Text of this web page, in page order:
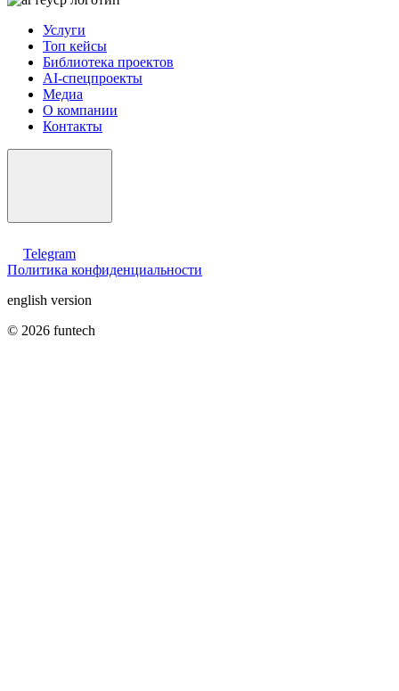
Услуги
Топ кейсы
Библиотека проектов
AI-спецпроекты
Медиа
О компании
Контакты
Telegram
Политика конфиденциальности
english version
© 2026 funtech